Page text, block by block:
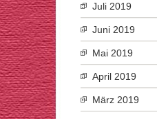
Juli 2019
Juni 2019
Mai 2019
April 2019
März 2019